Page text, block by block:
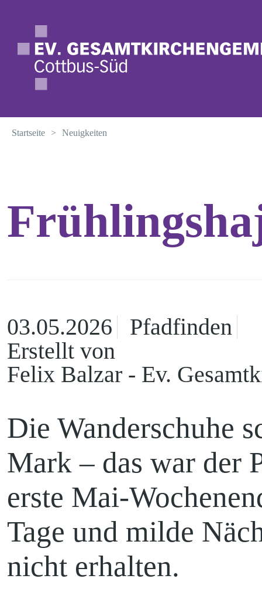
Neuigkeiten
Kontakt
Ortskirchen
Madlow
Startseite > Neuigkeiten
03.05.2026
Pfadfinden
Erstellt von
Felix Balzar - Ev.
Die Wanderschuhe
Mark – das war der
erste Mai-
Tage und milde
nicht erhalten.